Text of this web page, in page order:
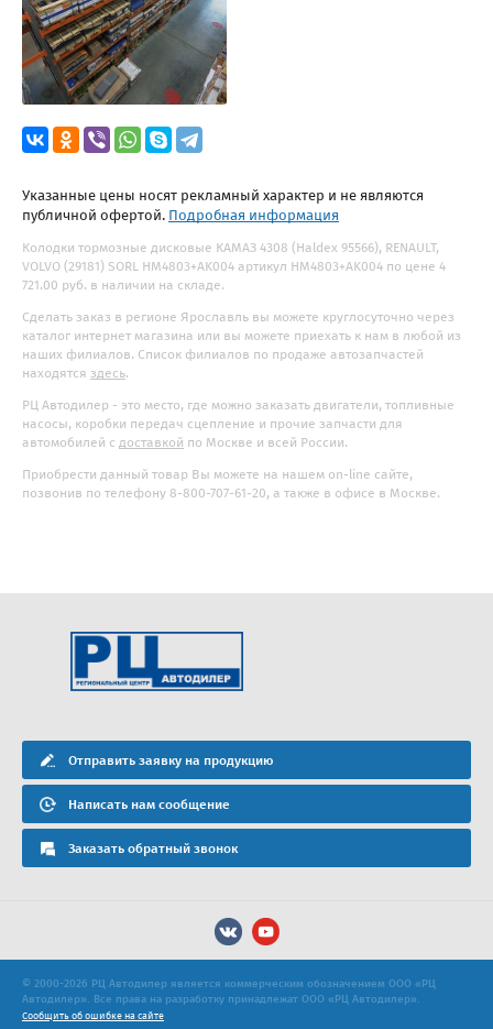
Указанные цены носят рекламный характер и не являются
публичной офертой. Подробная информация
Колодки тормозные дисковые КАМАЗ 4308 (Haldex 95566), RENAULT,
VOLVO (29181) SORL HM4803+AK004 артикул HM4803+AK004 по цене 4
721.00 руб. в наличии на складе.
Сделать заказ в регионе Ярославль вы можете круглосуточно через
каталог интернет магазина или вы можете приехать к нам в любой из
наших филиалов. Список филиалов по продаже автозапчастей
находятся здесь.
РЦ Автодилер - это место, где можно заказать двигатели, топливные
насосы, коробки передач сцепление и прочие запчасти для
автомобилей с доставкой по Москве и всей России.
Приобрести данный товар Вы можете на нашем on-line сайте,
позвонив по телефону 8-800-707-61-20, а также в офисе в Москве.
Отправить заявку на продукцию
Написать нам сообщение
Заказать обратный звонок
© 2000-2026 РЦ Автодилер является коммерческим обозначением ООО «РЦ
Автодилер». Все права на разработку принадлежат ООО «РЦ Автодилер».
Сообщить об ошибке на сайте